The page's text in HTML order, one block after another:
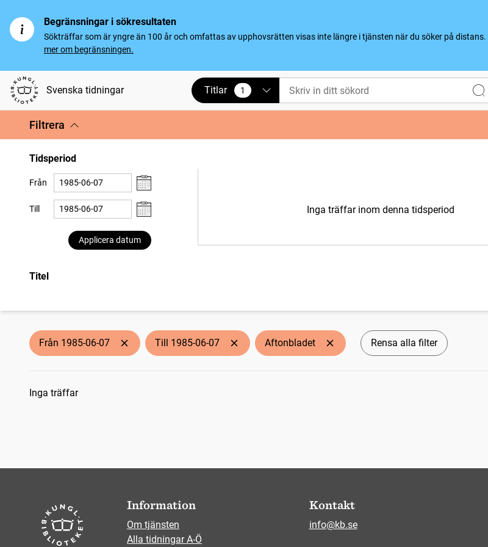
Begränsningar i sökresultaten
Sökträffar som är yngre än 100 år och omfattas av upphovsrätten visas inte längre i tjänsten när du söker på distans.
mer om begränsningen.
Svenska tidningar Titlar 1
vald
Filtrera
Tidsperiod
Från
Till
Applicera datum
Inga träffar inom denna tidsperiod
Titel
Från 1985-06-07 Till 1985-06-07 Aftonbladet Rensa alla filter
Sökresultat
Inga träffar
Information
Om tjänsten
Alla tidningar A-Ö
Kontakt
info@kb.se